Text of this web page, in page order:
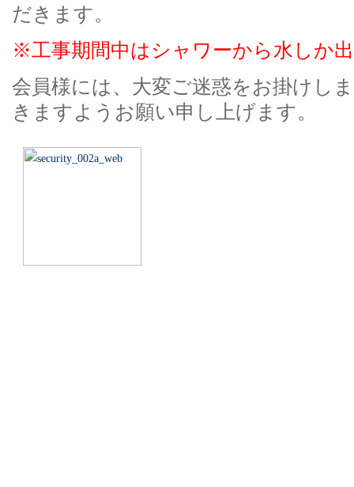
だきます。
※工事期間中はシャワーから水しか
会員様には、大変ご迷惑をお掛けし
きますようお願い申し上げます。